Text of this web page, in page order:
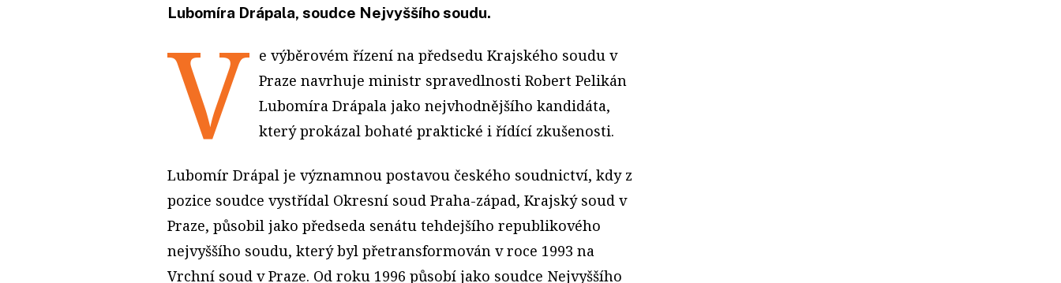
Lubomíra Drápala, soudce Nejvyššího soudu.
V e výběrovém řízení na předsedu Krajského soudu v
Praze navrhuje ministr spravedlnosti Robert Pelikán
Lubomíra Drápala jako nejvhodnějšího kandidáta,
který prokázal bohaté praktické i řídící zkušenosti.
Lubomír Drápal je významnou postavou českého soudnictví, kdy z
pozice soudce vystřídal Okresní soud Praha-západ, Krajský soud v
Praze, působil jako předseda senátu tehdejšího republikového
nejvyššího soudu, který byl přetransformován v roce 1993 na
Vrchní soud v Praze. Od roku 1996 působí jako soudce Nejvyššího